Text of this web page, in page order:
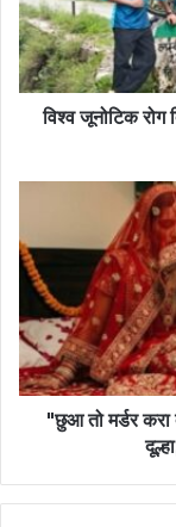
विश्व जूनोटिक
"छुआ तो मर्डर